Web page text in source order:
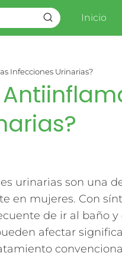
Inicio
Infecciones Urinarias?
urinarias son una
en mujeres. Con
de ir al baño
afectar